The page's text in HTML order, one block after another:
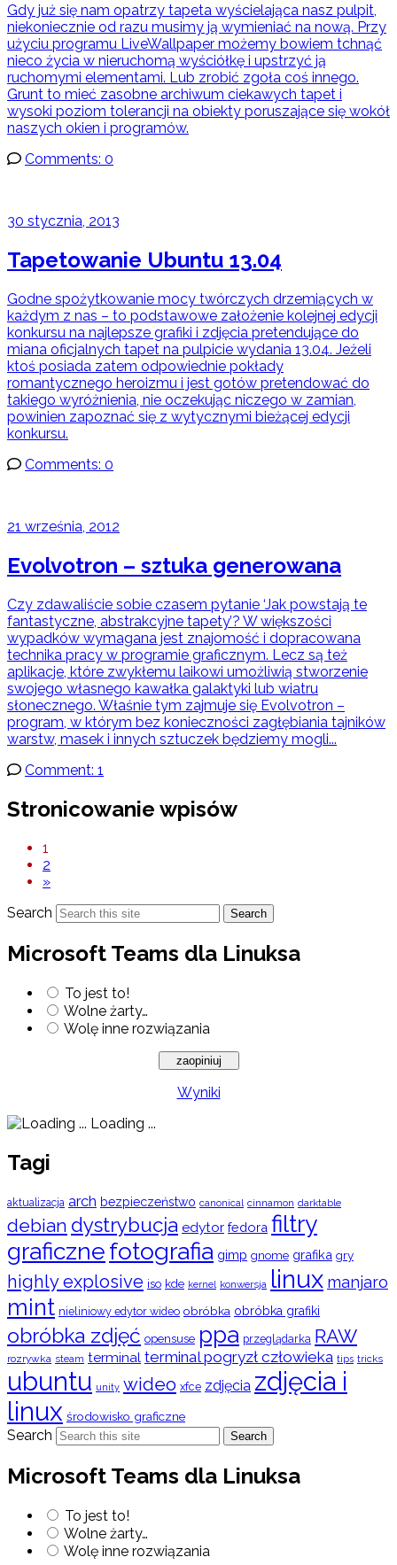
Gdy już się nam opatrzy tapeta wyścielająca nasz pulpit,
niekoniecznie od razu musimy ją wymieniać na nową. Przy
użyciu programu LiveWallpaper możemy bowiem tchnąć
nieco życia w nieruchomą wyściółkę i upstrzyć ją
ruchomymi elementami. Lub zrobić zgoła coś innego.
Grunt to mieć zasobne archiwum ciekawych tapet i
wysoki poziom tolerancji na obiekty poruszające się wokół
naszych okien i programów.
Comments: 0
30 stycznia, 2013
Tapetowanie Ubuntu 13.04
Godne spożytkowanie mocy twórczych drzemiących w
każdym z nas – to podstawowe założenie kolejnej edycji
konkursu na najlepsze grafiki i zdjęcia pretendujące do
miana oficjalnych tapet na pulpicie wydania 13.04. Jeżeli
ktoś posiada zatem odpowiednie pokłady
romantycznego heroizmu i jest gotów pretendować do
takiego wyróżnienia, nie oczekując niczego w zamian,
powinien zapoznać się z wytycznymi bieżącej edycji
konkursu.
Comments: 0
21 września, 2012
Evolvotron – sztuka generowana
Czy zdawaliście sobie czasem pytanie ‘Jak powstają te
fantastyczne, abstrakcyjne tapety’? W większości
wypadków wymagana jest znajomość i dopracowana
technika pracy w programie graficznym. Lecz są też
aplikacje, które zwykłemu laikowi umożliwią stworzenie
swojego własnego kawałka galaktyki lub wiatru
słonecznego. Właśnie tym zajmuje się Evolvotron –
program, w którym bez konieczności zagłębiania tajników
warstw, masek i innych sztuczek będziemy mogli...
Comment: 1
Stronicowanie wpisów
1
2
»
Search
Search
Microsoft Teams dla Linuksa
To jest to!
Wolne żarty…
Wolę inne rozwiązania
Wyniki
Loading ...
Tagi
aktualizacja arch bezpieczeństwo canonical cinnamon darktable
debian dystrybucja edytor fedora filtry
graficznefotografia gimp gnome grafika gry
highly explosive iso kde kernel konwersja linux manjaro
mint nieliniowy edytor wideo obróbka obróbka grafiki
obróbka zdjęć opensuse ppa przeglądarka RAW
rozrywka steam terminal terminal pogryzł człowieka tips tricks
ubuntu unity wideo xfce zdjęcia zdjęcia i
linux środowisko graficzne
Search Search
Microsoft Teams dla Linuksa
To jest to!
Wolne żarty…
Wolę inne rozwiązania